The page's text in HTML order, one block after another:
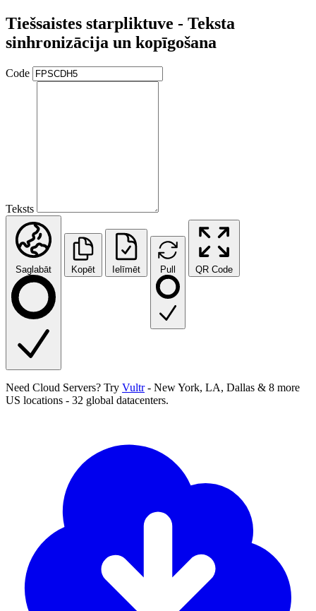
Tiešsaistes starpliktuve - Teksta
sinhronizācija un kopīgošana
Code
Teksts
Saglabāt Kopēt Ielīmēt Pull QR Code
Need Cloud Servers? Try Vultr- New York, LA, Dallas & 8 more
US locations - 32 global datacenters.